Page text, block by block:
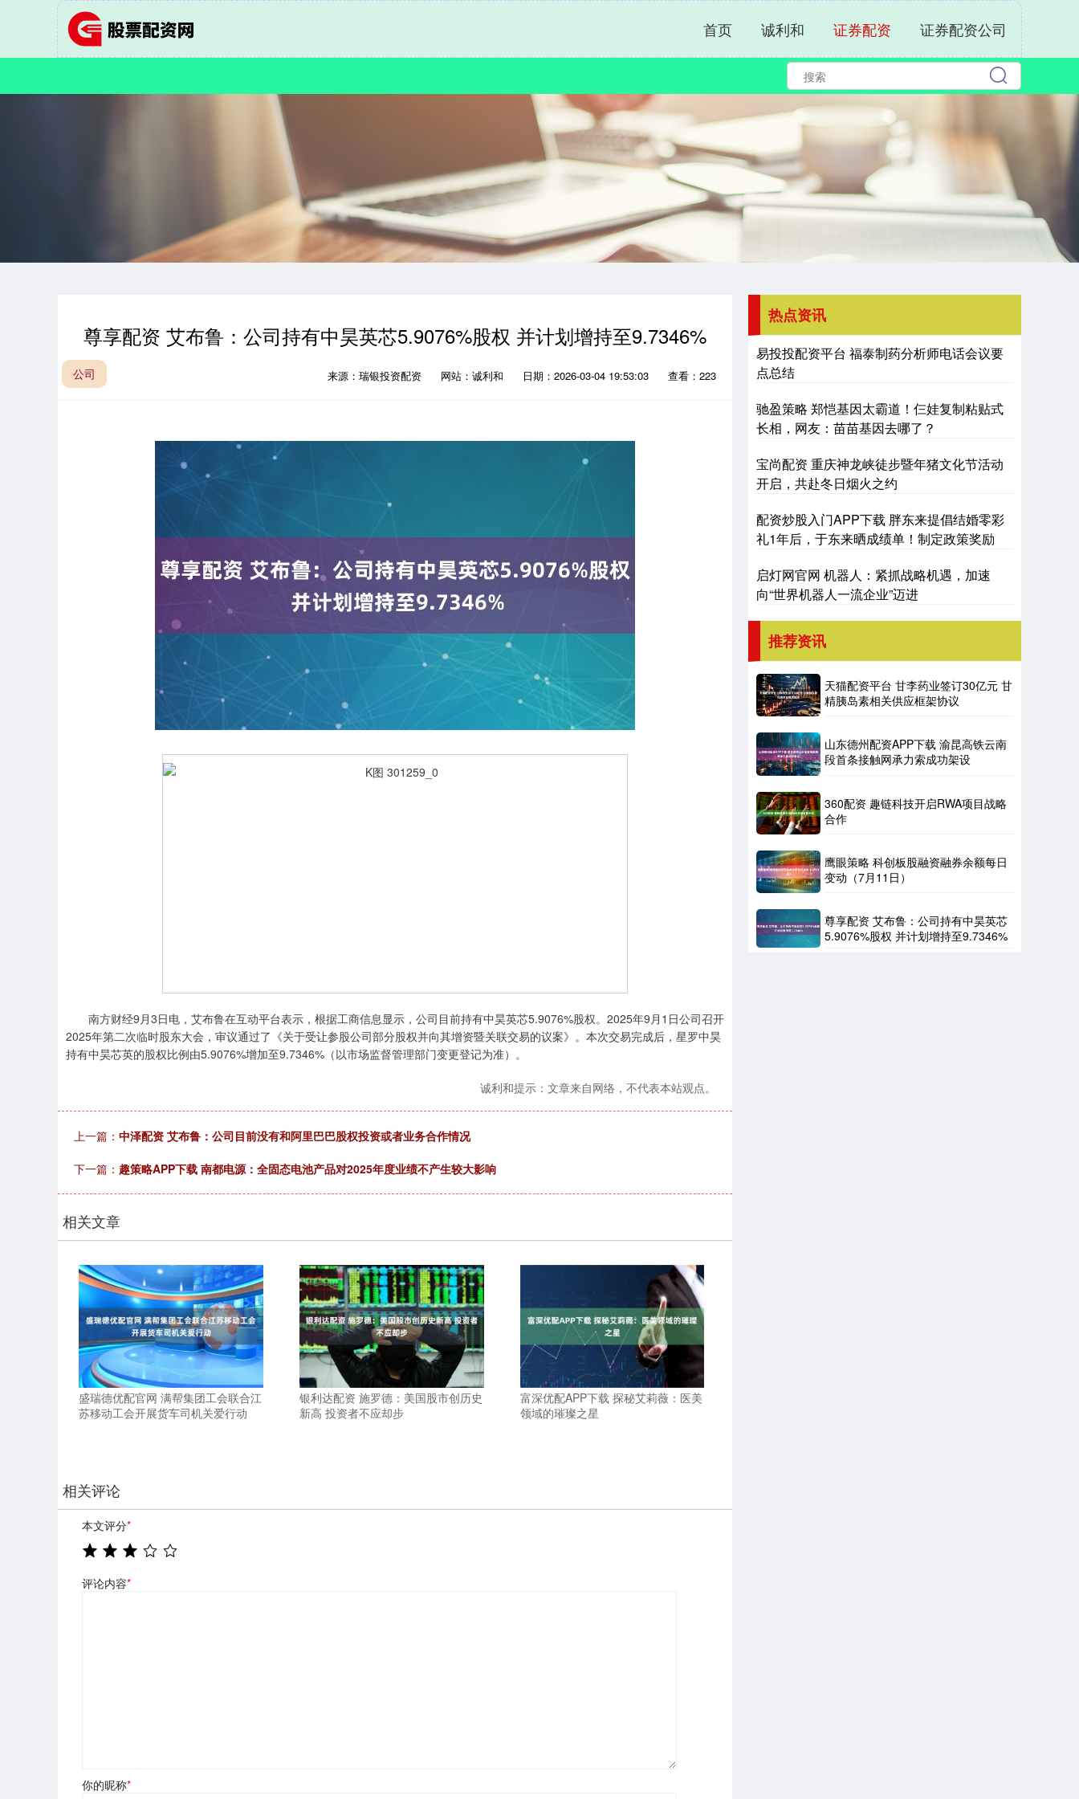
首页 诚利和 证券配资 证券配资公司
尊享配资 艾布鲁：公司持有中昊英芯5.9076%股权 并计划增持至9.7346%
公司 来源：瑞银投资配资 网站：诚利和 日期：2026-03-04 19:53:03 查看：223
南方财经9月3日电，艾布鲁在互动平台表示，根据工商信息显示，公司目前持有中昊英芯5.9076%股权。2025年9月1日公司召开
2025年第二次临时股东大会，审议通过了《关于受让参股公司部分股权并向其增资暨关联交易的议案》。本次交易完成后，星罗中昊
持有中昊芯英的股权比例由5.9076%增加至9.7346%（以市场监督管理部门变更登记为准）。
诚利和提示：文章来自网络，不代表本站观点。
上一篇： 中泽配资 艾布鲁：公司目前没有和阿里巴巴股权投资或者业务合作情况
下一篇： 趣策略APP下载 南都电源：全固态电池产品对2025年度业绩不产生较大影响
相关文章
盛瑞德优配官网 满帮集团工会联合江
苏移动工会开展货车司机关爱行动
银利达配资 施罗德：美国股市创历史
新高 投资者不应却步
富深优配APP下载 探秘艾莉薇：医美
领域的璀璨之星
相关评论
本文评分*
评论内容*
你的昵称*
热点资讯
易投投配资平台 福泰制药分析师电话会议要
点总结
驰盈策略 郑恺基因太霸道！仨娃复制粘贴式
长相，网友：苗苗基因去哪了？
宝尚配资 重庆神龙峡徒步暨年猪文化节活动
开启，共赴冬日烟火之约
配资炒股入门APP下载 胖东来提倡结婚零彩
礼1年后，于东来晒成绩单！制定政策奖励
启灯网官网 机器人：紧抓战略机遇，加速
向“世界机器人一流企业”迈进
推荐资讯
天猫配资平台 甘李药业签订30亿元 甘
精胰岛素相关供应框架协议
山东德州配资APP下载 渝昆高铁云南
段首条接触网承力索成功架设
360配资 趣链科技开启RWA项目战略
合作
鹰眼策略 科创板股融资融券余额每日
变动（7月11日）
尊享配资 艾布鲁：公司持有中昊英芯
5.9076%股权 并计划增持至9.7346%